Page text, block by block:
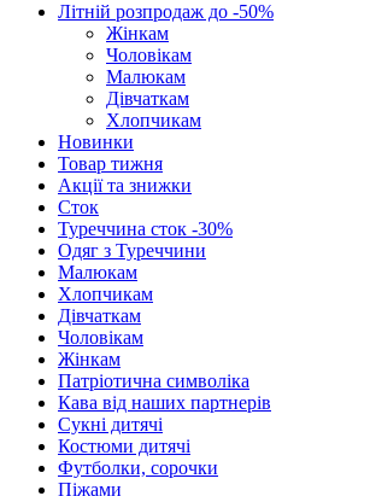
Літній розпродаж до -50%
Жінкам
Чоловікам
Малюкам
Дівчаткам
Хлопчикам
Новинки
Товар тижня
Акції та знижки
Сток
Туреччина сток -30%
Одяг з Туреччини
Малюкам
Хлопчикам
Дівчаткам
Чоловікам
Жінкам
Патріотична символіка
Кава від наших партнерів
Сукні дитячі
Костюми дитячі
Футболки, сорочки
Піжами